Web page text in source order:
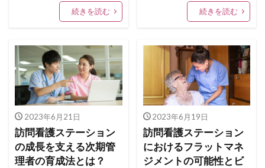
続きを読む 続きを読む
2023年6月21日
訪問看護ステーション
の成長を支える次期管
理者の育成法とは？
2023年6月19日
訪問看護ステーション
におけるフラットマネ
ジメントの可能性とビ